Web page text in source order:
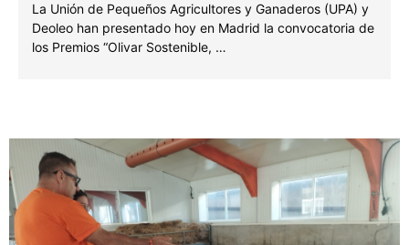
La Unión de Pequeños Agricultores y Ganaderos (UPA) y
Deoleo han presentado hoy en Madrid la convocatoria de
los Premios “Olivar Sostenible, …